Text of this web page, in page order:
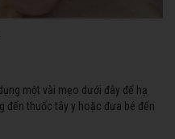
một vài mẹo dưới đây để hạ
đến thuốc tây y hoặc đưa bé đến